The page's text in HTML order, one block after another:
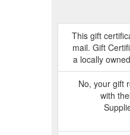
This gift
mail. Gift
a locally
No, your gift
with